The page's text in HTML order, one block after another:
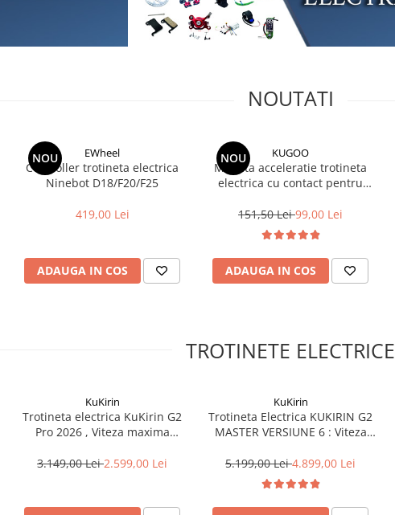
NOUTATI
NOU EWheel
Controller trotineta electrica
Ninebot D18/F20/F25
419,00 Lei
ADAUGA IN COS
NOU KUGOO
Maneta acceleratie trotineta
electrica cu contact pentru
2025)/G2 MAX (2024)
151,50 Lei99,00 Lei
ADAUGA IN COS
TROTINETE ELECTRICE
KuKirin
Trotineta electrica KuKirin G2
Pro 2026 , Viteza maxima
Motor 600W, acumulator 48V
3.149,00 Lei2.599,00 Lei
KuKirin
Trotineta Electrica KUKIRIN G2
MASTER VERSIUNE 6 : Viteza
km, Motor 2x1000W,
Acumulator 52V 20.8Ah
5.199,00 Lei4.899,00 Lei